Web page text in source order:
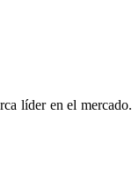
líder en el mercado.